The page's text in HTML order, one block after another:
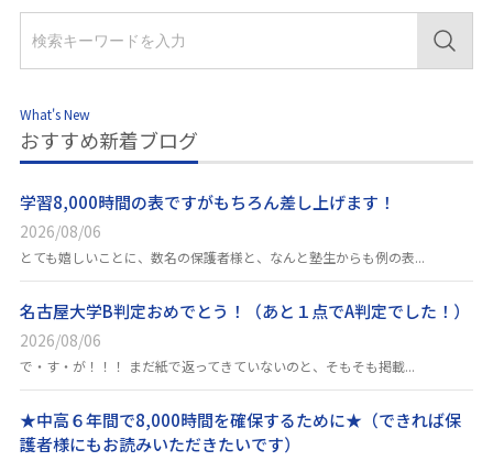
What's New
おすすめ新着ブログ
学習8,000時間の表ですがもちろん差し上げます！
2026/08/06
とても嬉しいことに、数名の保護者様と、なんと塾生からも例の表...
名古屋大学B判定おめでとう！（あと１点でA判定でした！）
2026/08/06
で・す・が！！！ まだ紙で返ってきていないのと、そもそも掲載...
★中高６年間で8,000時間を確保するために★（できれば保
護者様にもお読みいただきたいです）